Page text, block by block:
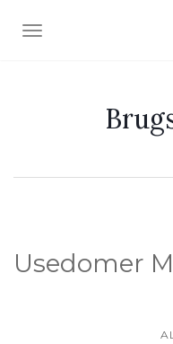
NAVIGATION EIN-/
Usedomer